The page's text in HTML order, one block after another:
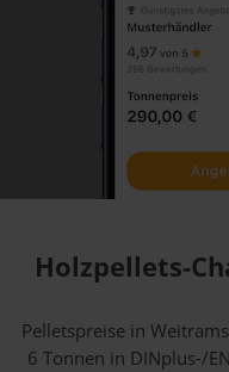
Holzpellets-
Pelletspreise in
6 Tonnen in DINplus-/